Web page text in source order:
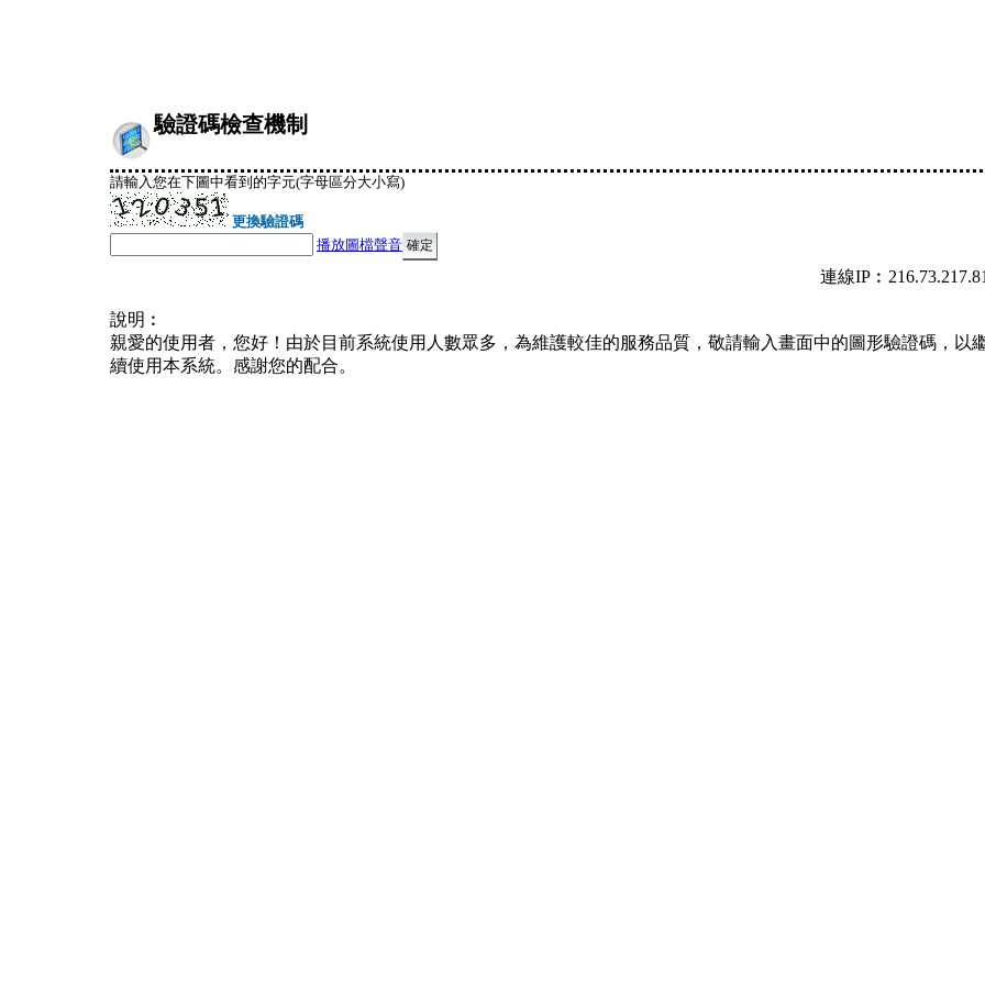
驗證碼檢查機制
請輸入您在下圖中看到的字元(字母區分大小寫)
更換驗證碼
播放圖檔聲音
連線
說明︰
親愛的使用者，您好！由於目前系統使用人數眾多，為維護較佳的服務品質，敬請輸入畫面中的圖形驗證碼，以
續使用本系統。感謝您的配合。